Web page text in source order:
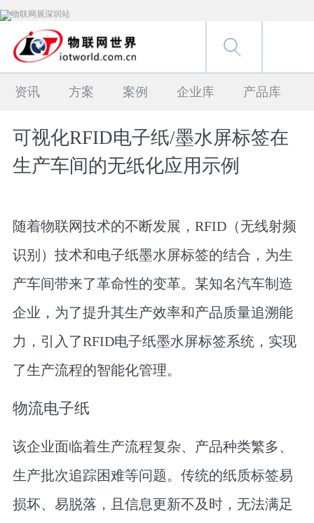
资讯 方案 案例 企业库 产品库
可视化RFID电子纸/墨水屏标签在
生产车间的无纸化应用示例
随着物联网技术的不断发展，RFID（无线射频
识别）技术和电子纸墨水屏标签的结合，为生
产车间带来了革命性的变革。某知名汽车制造
企业，为了提升其生产效率和产品质量追溯能
力，引入了RFID电子纸墨水屏标签系统，实现
了生产流程的智能化管理。
物流电子纸
该企业面临着生产流程复杂、产品种类繁多、
生产批次追踪困难等问题。传统的纸质标签易
损坏、易脱落，且信息更新不及时，无法满足